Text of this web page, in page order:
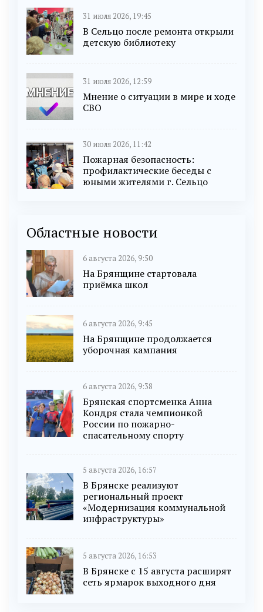
31 июля 2026, 19:45
В Сельцо после ремонта открыли
детскую библиотеку
31 июля 2026, 12:59
Мнение о ситуации в мире и ходе
СВО
30 июля 2026, 11:42
Пожарная безопасность:
профилактические беседы с
юными жителями г. Сельцо
Областные новости
6 августа 2026, 9:50
На Брянщине стартовала
приёмка школ
6 августа 2026, 9:45
На Брянщине продолжается
уборочная кампания
6 августа 2026, 9:38
Брянская спортсменка Анна
Кондря стала чемпионкой
России по пожарно-
спасательному спорту
5 августа 2026, 16:57
В Брянске реализуют
региональный проект
«Модернизация коммунальной
инфраструктуры»
5 августа 2026, 16:53
В Брянске с 15 августа расширят
сеть ярмарок выходного дня